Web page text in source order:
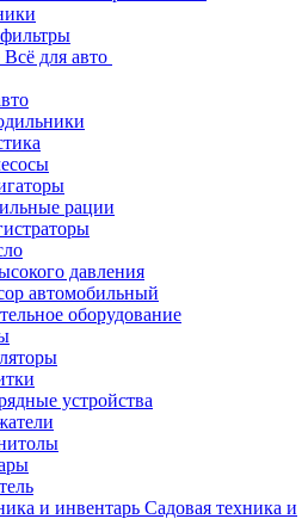
Всё для авто
рации
давления
автомобильный
оборудование
устройства
Садовая техника и